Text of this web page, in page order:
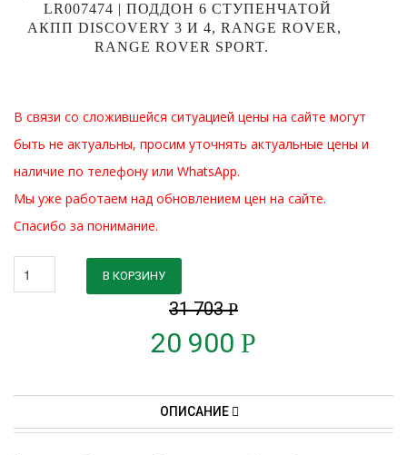
LR007474 | ПОДДОН 6 СТУПЕНЧАТОЙ
АКПП DISCOVERY 3 И 4, RANGE ROVER,
RANGE ROVER SPORT.
В связи со сложившейся ситуацией цены на сайте могут
быть не актуальны, просим уточнять актуальные цены и
наличие по телефону или WhatsApp.
Мы уже работаем над обновлением цен на сайте.
Спасибо за понимание.
31 703Р
20 900 Р
В КОРЗИНУ
ОПИСАНИЕ